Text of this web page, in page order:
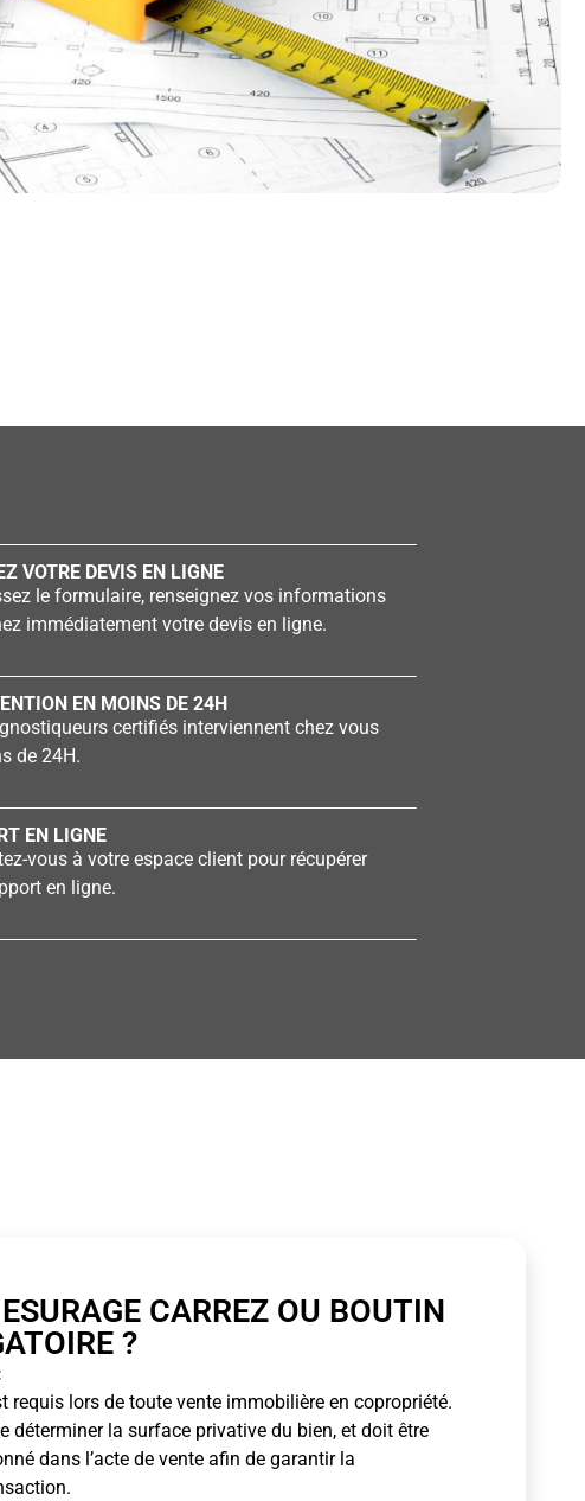
VOTRE DEVIS EN LIGNE
le formulaire, renseignez vos informations
immédiatement votre devis en ligne.
EN MOINS DE 24H
certifiés interviennent chez vous
de 24H.
EN LIGNE
vous à votre espace client pour récupérer
en ligne.
CARREZ OU BOUTIN
?
requis lors de toute vente immobilière en copropriété.
déterminer la surface privative du bien, et doit être
dans l’acte de vente afin de garantir la